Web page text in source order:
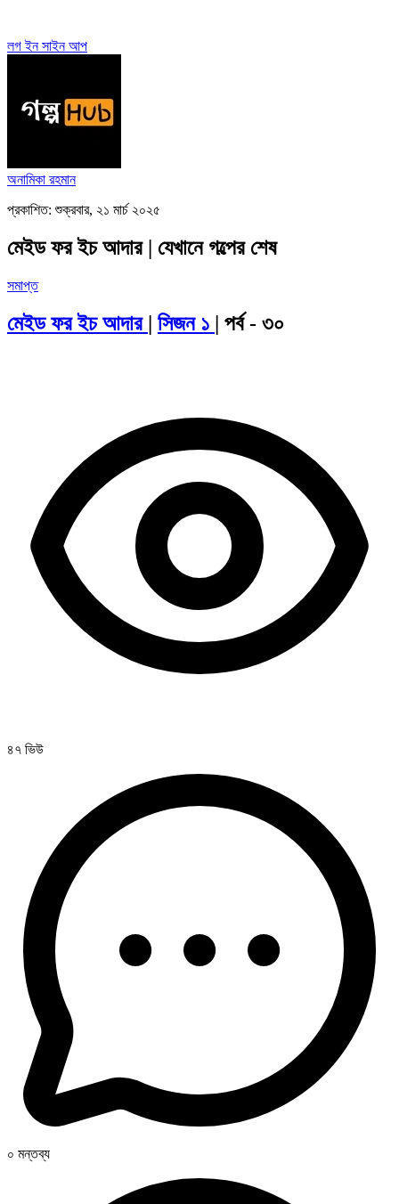
লগ ইনসাইন আপ
অনামিকা রহমান
প্রকাশিত: শুক্রবার, ২১ মার্চ ২০২৫
মেইড ফর ইচ আদার | যেখানে গল্পের শেষ
সমাপ্ত
মেইড ফর ইচ আদার | সিজন ১ | পর্ব - ৩০
৪৭ ভিউ
০ মন্তব্য